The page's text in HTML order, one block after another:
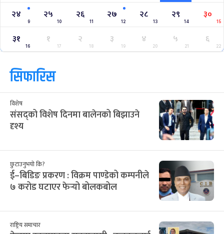
२४
9
२५
10
२६
11
२७
12
२८
13
२९
14
३०
15
३१
16
१
17
२
18
३
19
४
20
५
21
६
22
सिफारिस
विशेष
संसद्को विशेष दिनमा बालेनको बिझाउने
दृश्य
छुटाउनुभयो कि?
ई–बिडिङ प्रकरण : विक्रम पाण्डेको कम्पनीले
७ करोड घटाएर फेर्‍यो बोलकबोल
राष्ट्रिय समाचार